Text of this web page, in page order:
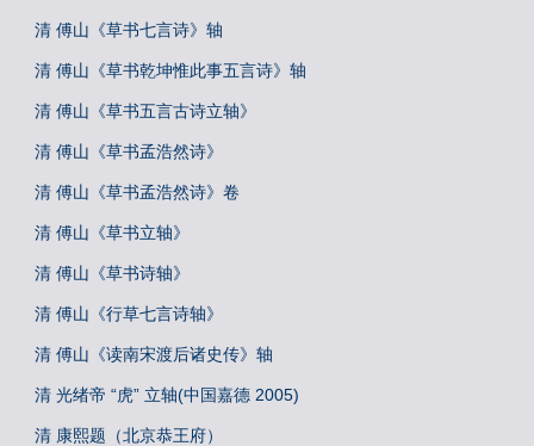
清 傅山《草书七言诗》轴
清 傅山《草书乾坤惟此事五言诗》轴
清 傅山《草书五言古诗立轴》
清 傅山《草书孟浩然诗》
清 傅山《草书孟浩然诗》卷
清 傅山《草书立轴》
清 傅山《草书诗轴》
清 傅山《行草七言诗轴》
清 傅山《读南宋渡后诸史传》轴
清 光绪帝 “虎” 立轴(中国嘉德 2005)
清 康熙题（北京恭王府）